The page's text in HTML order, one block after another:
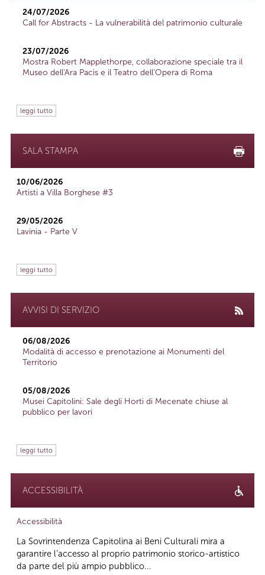
24/07/2026
Call for Abstracts - La vulnerabilità del patrimonio culturale
23/07/2026
Mostra Robert Mapplethorpe, collaborazione speciale tra il
Museo dell'Ara Pacis e il Teatro dell'Opera di Roma
leggi tutto
SALA STAMPA
10/06/2026
Artisti a Villa Borghese #3
29/05/2026
Lavinia - Parte V
leggi tutto
AVVISI DI SERVIZIO
06/08/2026
Modalità di accesso e prenotazione ai Monumenti del
Territorio
05/08/2026
Musei Capitolini: Sale degli Horti di Mecenate chiuse al
pubblico per lavori
leggi tutto
ACCESSIBILITÀ
Accessibilità
La Sovrintendenza Capitolina ai Beni Culturali mira a
garantire l’accesso al proprio patrimonio storico-artistico
da parte del più ampio pubblico...